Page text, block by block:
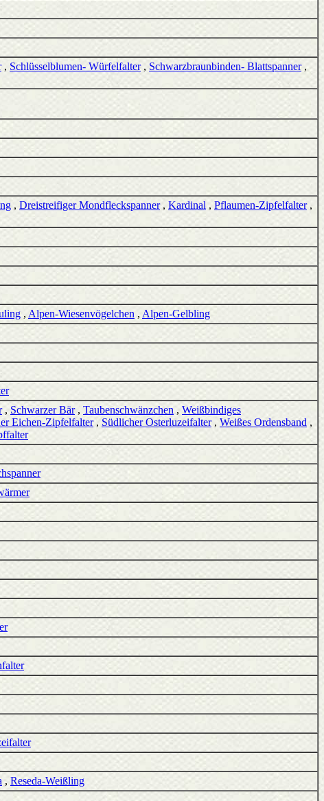
, Schlüsselblumen- Würfelfalter, Schwarzbraunbinden- Blattspanner,
, Dreistreifiger Mondfleckspanner, Kardinal , Pflaumen-Zipfelfalter,
, Alpen-Wiesenvögelchen , Alpen-Gelbling
, Schwarzer Bär, Taubenschwänzchen , Weißbindiges
Eichen-Zipfelfalter, Südlicher Osterluzeifalter, Weißes Ordensband ,
, Reseda-Weißling